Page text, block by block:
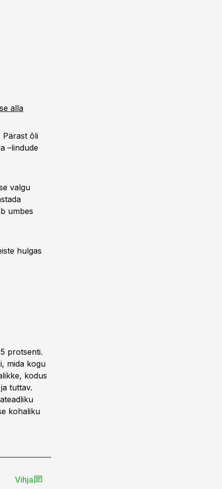
alla
Pärast õli
–lindude
valgu
umbes
hulgas
protsenti.
mida kogu
kodus
tuttav.
kohaliku
Vihja